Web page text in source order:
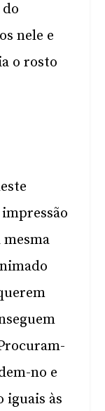
nele e
o rosto
mesma
no e
iguais às